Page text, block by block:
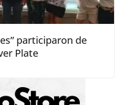
participaron de
Plate